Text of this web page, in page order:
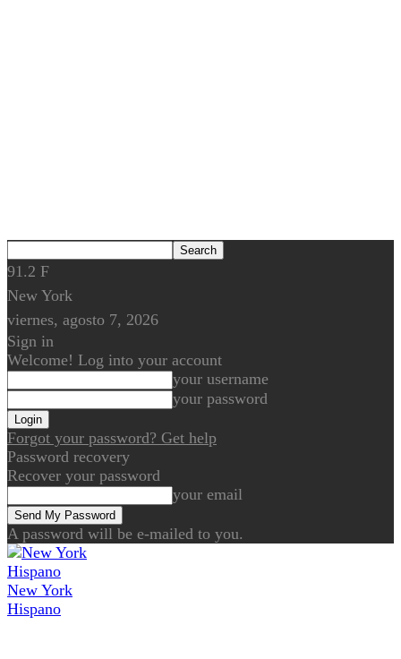
91.2 F
New York
viernes, agosto 7, 2026
Sign in
Welcome! Log into your account
your username
your password
Forgot your password? Get help
Password recovery
Recover your password
your email
A password will be e-mailed to you.
New York
Hispano